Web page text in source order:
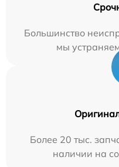
Большинство
мы
Более 20 тыс.
наличии на